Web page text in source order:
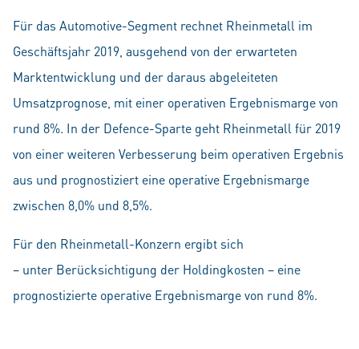
Für das Automotive-Segment rechnet Rheinmetall im
Geschäftsjahr 2019, ausgehend von der erwarteten
Marktentwicklung und der daraus abgeleiteten
Umsatzprognose, mit einer operativen Ergebnismarge von
rund 8%. In der Defence-Sparte geht Rheinmetall für 2019
von einer weiteren Verbesserung beim operativen Ergebnis
aus und prognostiziert eine operative Ergebnismarge
zwischen 8,0% und 8,5%.
Für den Rheinmetall-Konzern ergibt sich
– unter Berücksichtigung der Holdingkosten – eine
prognostizierte operative Ergebnismarge von rund 8%.